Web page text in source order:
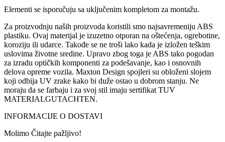
Elementi se isporučuju sa uključenim kompletom za montažu.
Za proizvodnju naših proizvoda koristili smo najsavremeniju ABS
plastiku. Ovaj materijal je izuzetno otporan na oštećenja, ogrebotine,
koroziju ili udarce. Takođe se ne troši lako kada je izložen teškim
uslovima životne sredine. Upravo zbog toga je ABS tako pogodan
za izradu optičkih komponenti za podešavanje, kao i osnovnih
delova opreme vozila. Maxton Design spojleri su obloženi slojem
koji odbija UV zrake kako bi duže ostao u dobrom stanju. Ne
moraju da se farbaju i za svoj stil imaju sertifikat TUV
MATERIALGUTACHTEN.
INFORMACIJE O DOSTAVI
Molimo Čitajte pažljivo!